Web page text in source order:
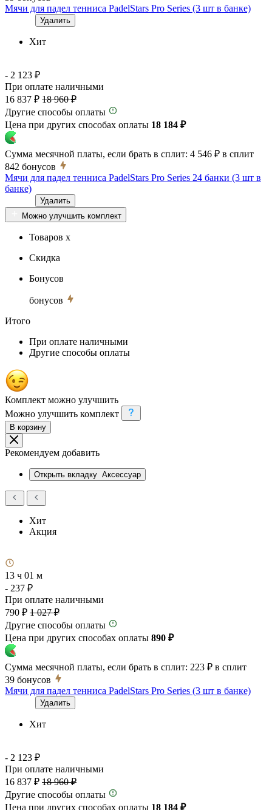
Мячи для падел тенниса PadelStars Pro Series (3 шт в банке)
Удалить
Хит
- 2 123 ₽
При оплате наличными
16 837 ₽ 18 960 ₽
Другие способы оплаты
Цена при других способах оплаты 18 184 ₽
Сумма месячной платы, если брать в сплит: 4 546 ₽ в сплит
842 бонусов
Мячи для падел тенниса PadelStars Pro Series 24 банки (3 шт в
банке)
Удалить
Можно улучшить комплект
Товаров x
Скидка
Бонусов
бонусов
Итого
При оплате наличными
Другие способы оплаты
Комплект можно улучшить
Можно улучшить комплект
В корзину
Рекомендуем добавить
Открыть вкладку Аксессуар
Хит
Акция
13 ч 01 м
- 237 ₽
При оплате наличными
790 ₽ 1 027 ₽
Другие способы оплаты
Цена при других способах оплаты 890 ₽
Сумма месячной платы, если брать в сплит: 223 ₽ в сплит
39 бонусов
Мячи для падел тенниса PadelStars Pro Series (3 шт в банке)
Удалить
Хит
- 2 123 ₽
При оплате наличными
16 837 ₽ 18 960 ₽
Другие способы оплаты
Цена при других способах оплаты 18 184 ₽